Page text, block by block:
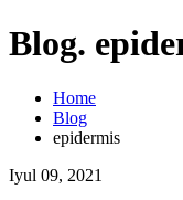
Blog.
Home
Blog
epidermis
Iyul 09, 2021